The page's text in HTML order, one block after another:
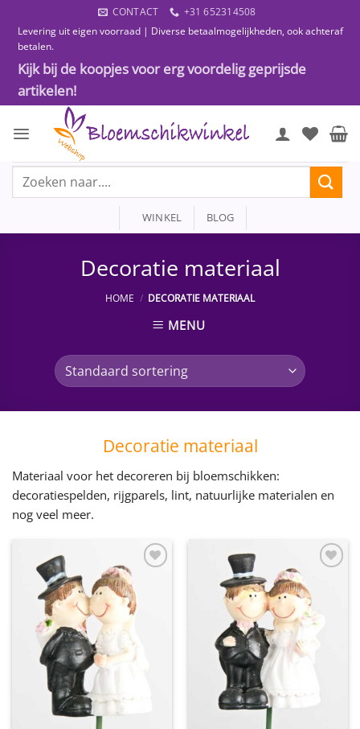
naar
inhoud
CONTACT
+31 652314508
Levering uit eigen voorraad | Diverse betaalmogelijkheden, ook achteraf
betalen.
Kijk bij de koopjes voor erg voordelig geprijsde
artikelen!
Zoeken
WINKEL BLOG
Decoratie materiaal
HOME / DECORATIE MATERIAAL
MENU
Decoratie materiaal
Materiaal voor het decoreren bij bloemschikken:
decoratiespelden, rijgparels, lint, natuurlijke materialen en
nog veel meer.
Toevoegen
aan
wenslijst
Toevoegen
wenslijst